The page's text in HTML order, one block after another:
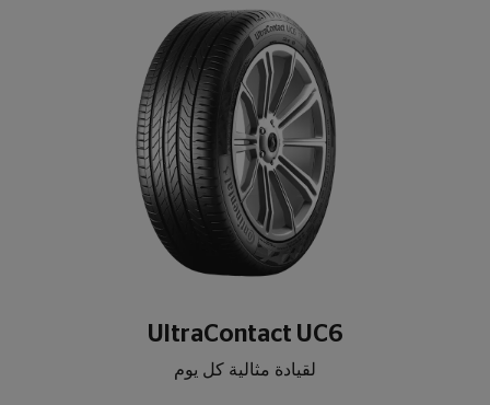
UltraContact UC6
لقيادة مثالية كل يوم